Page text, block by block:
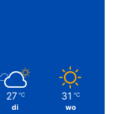
27 ℃
di
31 ℃
wo